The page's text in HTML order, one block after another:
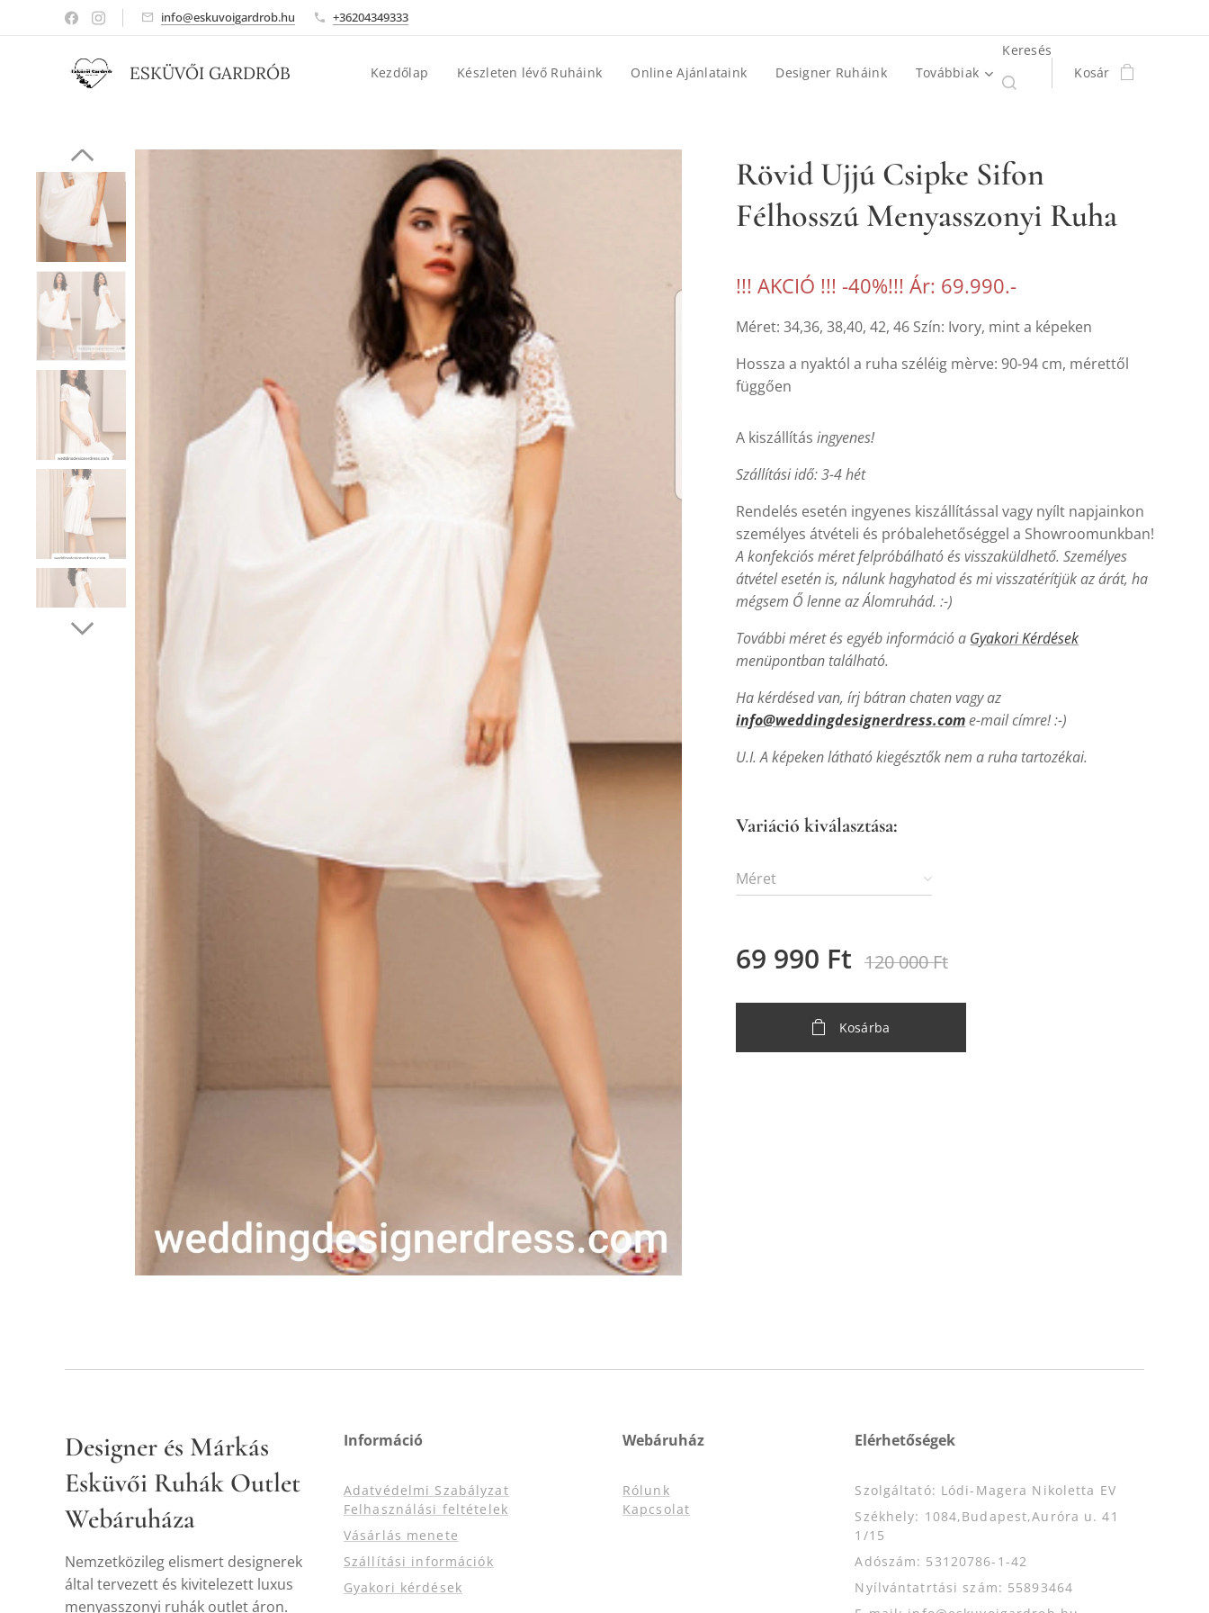
info@eskuvoigardrob.hu +36204349333
ESKÜVŐI GARDRÓB Kezdőlap Készleten lévő Ruháink Online Ajánlataink Designer Ruháink Továbbiak
Keresés
Kosár
Rövid Ujjú Csipke Sifon
Félhosszú Menyasszonyi Ruha
!!! AKCIÓ !!! -40%!!! Ár: 69.990.-
Méret: 34,36, 38,40, 42, 46 Szín: Ivory, mint a képeken
Hossza a nyaktól a ruha széléig mèrve: 90-94 cm, mérettől
függően
A kiszállításingyenes!
Szállítási idő: 3-4 hét
Rendelés esetén ingyenes kiszállítással vagy nyílt napjainkon
személyes átvételi és próbalehetőséggel a Showroomunkban!
A konfekciós méret felpróbálható és visszaküldhető. Személyes
átvétel esetén is, nálunk hagyhatod és mi visszatérítjük az árát, ha
mégsem Ő lenne az Álomruhád. :-)
További méret és egyéb információ a Gyakori Kérdések
menüpontban található.
Ha kérdésed van, írj bátran chaten vagy az
info@weddingdesignerdress.come-mail címre! :-)
U.I. A képeken látható kiegésztők nem a ruha tartozékai.
Variáció kiválasztása:
Méret
69 990 Ft 120 000Ft
Kosárba
Designer és Márkás
Esküvői Ruhák Outlet
Webáruháza
Nemzetközileg elismert designerek
által tervezett és kivitelezett luxus
menyasszonyi ruhák outlet áron.
Információ
Adatvédelmi Szabályzat
Felhasználási feltételek
Vásárlás menete
Szállítási információk
Gyakori kérdések
Webáruház
Rólunk
Kapcsolat
Elérhetőségek
Szolgáltató: Lódi-Magera Nikoletta EV
Székhely: 1084,Budapest,Auróra u. 41
1/15
Adószám: 53120786-1-42
Nyílvántatrtási szám: 55893464